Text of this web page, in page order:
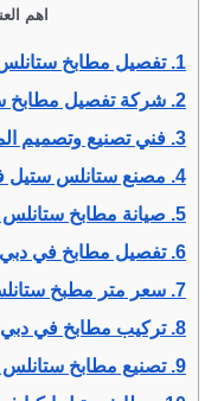
اهم
1. تفصيل مطابخ
2. شركة تفصيل مطابخ
3. فني تصنيع وتصميم
4. مصنع ستانلس ستيل
5. صيانة مطابخ
6. تفصيل مطابخ في دبي
7. سعر متر مطبخ
8. تركيب مطابخ في دبي
9. تصنيع مطابخ